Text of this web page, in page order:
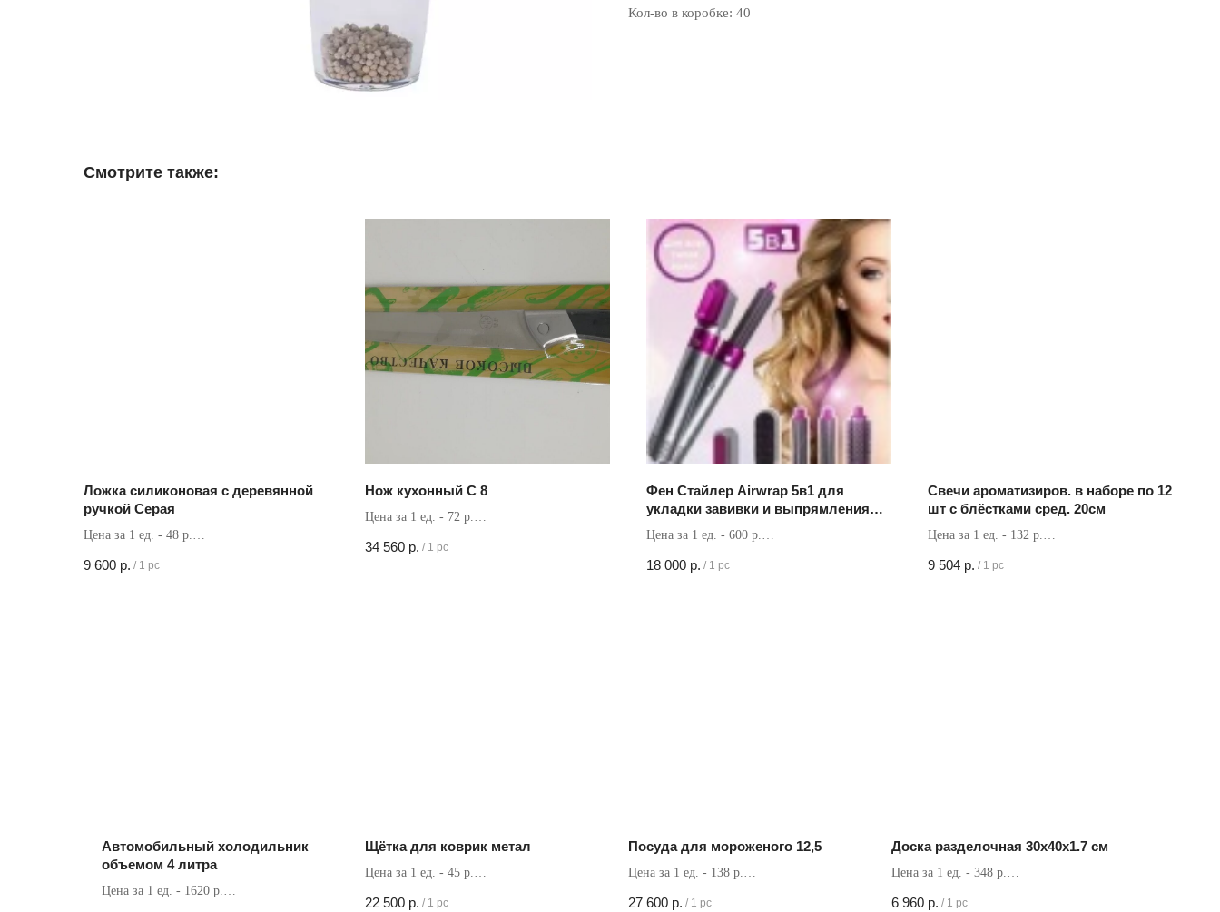
Кол-во в коробке: 40
Смотрите также:
Ложка силиконовая с деревянной
ручкой Серая
Цена за 1 ед. - 48 р.
9 600 р. / 1 pc
Нож кухонный C 8
Цена за 1 ед. - 72 р.
34 560 р. / 1 pc
Фен Стайлер Airwrap 5в1 для
укладки завивки и выпрямления
волос
Цена за 1 ед. - 600 р.
18 000 р. / 1 pc
Свечи ароматизиров. в наборе по 12
шт с блёстками сред. 20см
Цена за 1 ед. - 132 р.
9 504 р. / 1 pc
Автомобильный холодильник
объемом 4 литра
Цена за 1 ед. - 1620 р.
Щётка для коврик метал
Цена за 1 ед. - 45 р.
22 500 р. / 1 pc
Посуда для мороженого 12,5
Цена за 1 ед. - 138 р.
27 600 р. / 1 pc
Доска разделочная 30х40х1.7 см
Цена за 1 ед. - 348 р.
6 960 р. / 1 pc